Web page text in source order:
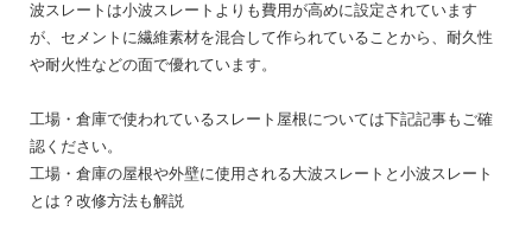
波スレートは小波スレートよりも費用が高めに設定されています
が、セメントに繊維素材を混合して作られていることから、耐久性
や耐火性などの面で優れています。
工場・倉庫で使われているスレート屋根については下記記事もご確
認ください。
工場・倉庫の屋根や外壁に使用される大波スレートと小波スレート
とは？改修方法も解説